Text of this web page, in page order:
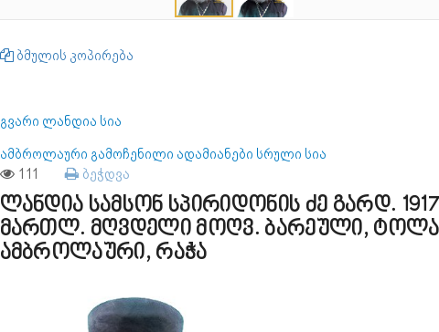
ბმულის კოპირება
გვარი ლანდია სია
ამბროლაური გამოჩენილი ადამიანები სრული სია
111 ბეჭდვა
ლანდია სამსონ სპირიდონის ძე გარდ.
მართლ. მღვდელი მოღვ. ბარეული,
ამბროლაური, რაჭა